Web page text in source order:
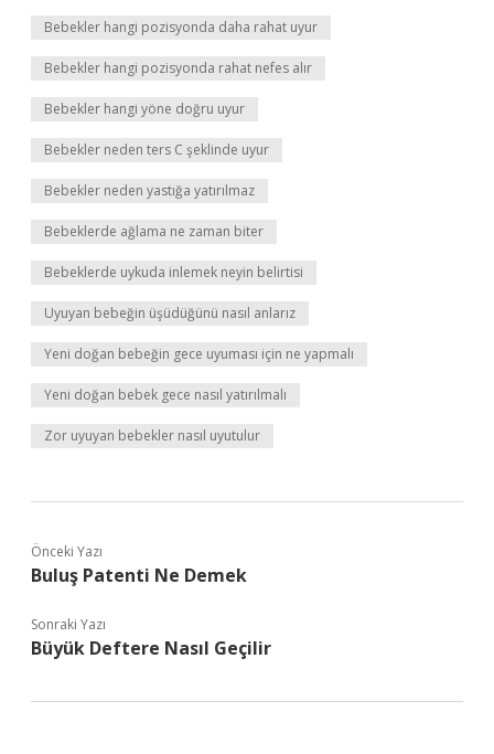
Bebekler hangi pozisyonda daha rahat uyur
Bebekler hangi pozisyonda rahat nefes alır
Bebekler hangi yöne doğru uyur
Bebekler neden ters C şeklinde uyur
Bebekler neden yastığa yatırılmaz
Bebeklerde ağlama ne zaman biter
Bebeklerde uykuda inlemek neyin belirtisi
Uyuyan bebeğin üşüdüğünü nasıl anlarız
Yeni doğan bebeğin gece uyuması için ne yapmalı
Yeni doğan bebek gece nasıl yatırılmalı
Zor uyuyan bebekler nasıl uyutulur
Önceki Yazı
Buluş Patenti Ne Demek
Sonraki Yazı
Büyük Deftere Nasıl Geçilir